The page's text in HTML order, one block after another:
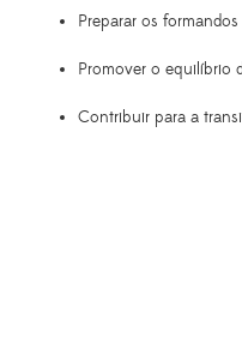
Preparar os
Promover o equilíbrio
Contribuir para a